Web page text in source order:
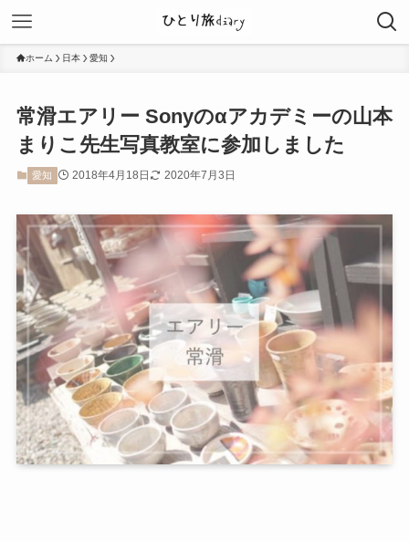
ホーム 日本 愛知
常滑エアリー Sonyのαアカデミーの山本
まりこ先生写真教室に参加しました
愛知 2018年4月18日 2020年7月3日